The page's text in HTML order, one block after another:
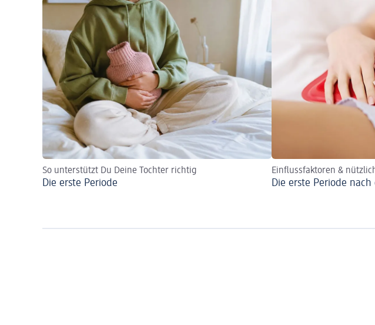
So unterstützt Du Deine Tochter richtig
Die erste Periode
Einflussfaktoren &
Die erste Periode